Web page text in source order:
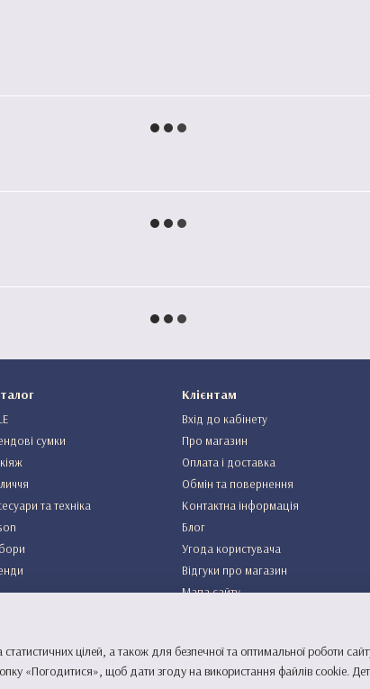
сумки
та техніка
Клієнтам
Вхід до кабінету
Про магазин
Оплата і доставка
Обмін та повернення
Контактна інформація
Блог
Угода користувача
Відгуки про магазин
Мапа сайту
цілей, а також для безпечної та оптимальної роботи
«Погодитися», щоб дати згоду на використання файлів cookie.